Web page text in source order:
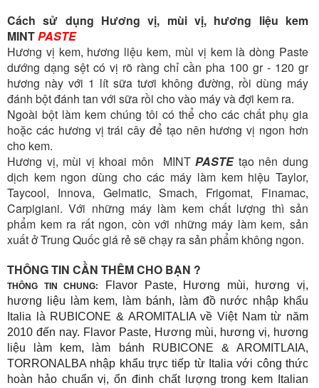
Cách sử dụng Hương vị, mùi vị, hương liệu kem
MINTPASTE
Hương vị kem, hương liệu kem, mùi vị kem là dòng Paste
dướng dạng sệt có vị rõ ràng chỉ cần pha 100 gr - 120 gr
hương này với 1 lít sữa tươi không đường, rồi dùng máy
đánh bột đánh tan với sữa rồi cho vào máy và đợi kem ra.
Ngoài bột làm kem chúng tôi có thể cho các chất phụ gia
hoặc các hương vị trái cây để tạo nên hương vị ngon hơn
cho kem.
Hương vị, mùi vị khoai môn MINTPASTEtạo nên dung
dịch kem ngon dùng cho các máy làm kem hiệu Taylor,
Taycool, Innova, Gelmatic, Smach, Frigomat, Finamac,
Carpigiani. Với những máy làm kem chất lượng thì sản
phẩm kem ra rất ngon, còn với những máy làm kem, sản
xuất ở Trung Quốc giá rẻ sẽ chạy ra sản phẩm không ngon.
THÔNG TIN CẦN THÊM CHO BẠN ?
THÔNG TIN CHUNG:
Flavor Paste, Hương mùi, hương vị,
hương liệu làm kem, làm bánh, làm đồ nước nhập khẩu
Italia là RUBICONE & AROMITALIA về Việt Nam từ năm
2010 đến nay. Flavor Paste, Hương mùi, hương vị, hương
liệu làm kem, làm bánh RUBICONE & AROMITLAIA,
TORRONALBA nhập khẩu trực tiếp từ Italia với công thức
hoàn hảo chuẩn vị, ổn đinh chất lượng trong kem Italian